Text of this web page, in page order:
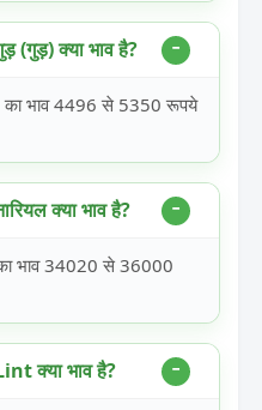
क्या भाव है?
भाव 4496 से 5350 रूपये
क्या भाव है?
भाव 34020 से 36000
क्या भाव है?